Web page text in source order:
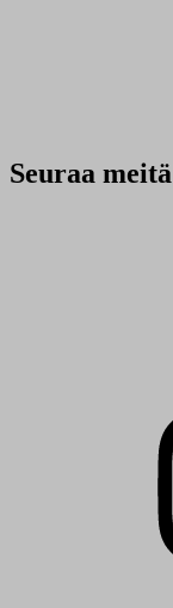
Seuraa meitä